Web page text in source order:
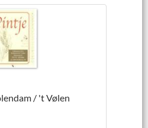
/ 't Vølen